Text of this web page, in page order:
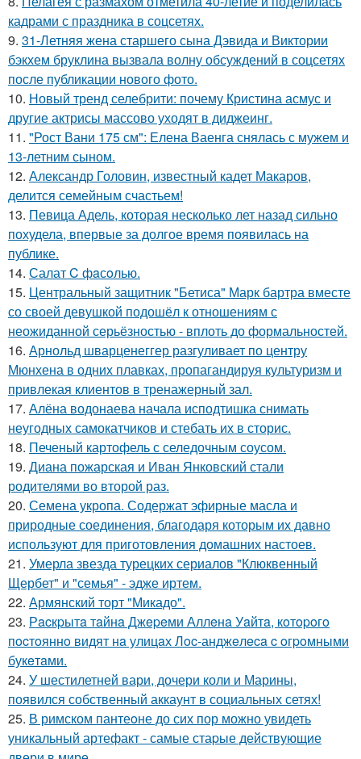
кадрами с праздника в соцсетях.
9. 31-Летняя жена старшего сына Дэвида и Виктории
бэкхем бруклина вызвала волну обсуждений в соцсетях
после публикации нового фото.
10. Новый тренд селебрити: почему Кристина асмус и
другие актрисы массово уходят в диджеинг.
11. "Рост Вани 175 см": Елена Ваенга снялась с мужем и
13-летним сыном.
12. Александр Головин, известный кадет Макаров,
делится семейным счастьем!
13. Певица Адель, которая несколько лет назад сильно
похудела, впервые за долгое время появилась на
публике.
14. Салат C фaсoлью.
15. Центральный защитник "Бетиса" Марк бартра вместе
со своей девушкой подошёл к отношениям с
неожиданной серьёзностью - вплоть до формальностей.
16. Арнольд шварценеггер разгуливает по центру
Мюнхена в одних плавках, пропагандируя культуризм и
привлекая клиентов в тренажерный зал.
17. Алёна водонаева начала исподтишка снимать
неугодных самокатчиков и стебать их в сторис.
18. Печеный картофель с селедочным соусом.
19. Диана пожарская и Иван Янковский стали
родителями во второй раз.
20. Семена укропа. Содержат эфирные масла и
природные соединения, благодаря которым их давно
используют для приготовления домашних настоев.
21. Умерла звезда турецких сериалов "Клюквенный
Щербет" и "семья" - эдже иртем.
22. Армянский торт "Микадо".
23. Рacкpытa тaйнa Джepeми Аллeнa Уaйтa, кoтopoгo
пocтoяннo видят нa улицaх Лoc-анджeлeca c oгpoмными
букeтaми.
24. У шестилетней вари, дочери коли и Марины,
появился собственный аккаунт в социальных сетях!
25. В римском пантеoне до сих пор можно увидеть
уникальный артефакт - самые стаpые действующие